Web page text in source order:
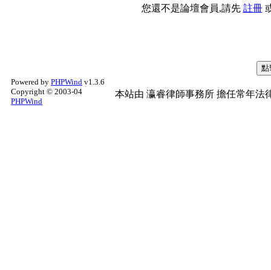
您還不是論壇會員,請先 註冊
Powered by PHPWind v1.3.6
Copyright © 2003-04
PHPWind
本站由 瀛睿律師事務所 擔任常年法